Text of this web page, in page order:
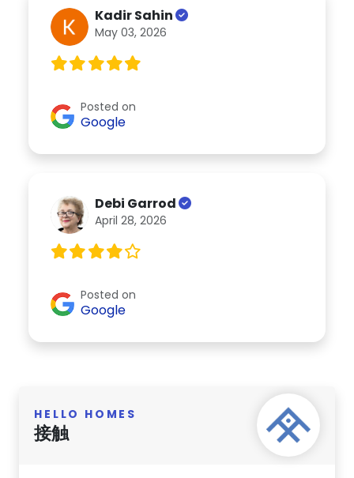
Kadir Sahin
May 03, 2026
Posted on
Google
Debi Garrod
April 28, 2026
Posted on
Google
HELLO HOMES
接触